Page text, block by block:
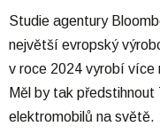
Studie agentury
největší evropský
v roce 2024 vyrobí více
Měl by tak
elektromobilů na světě.